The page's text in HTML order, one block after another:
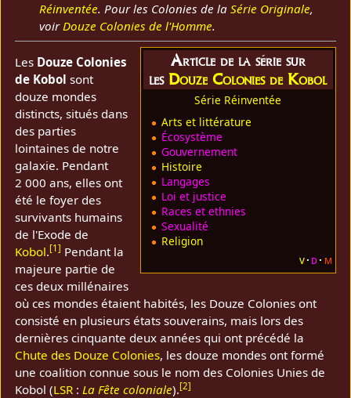
Réinventée. Pour les Colonies de la Série Originale,
voirDouze Colonies de l'Homme.
Article de la série sur
lesDouze Colonies de Kobol
Série Réinventée
Arts et littérature
Écosystème
Gouvernement
Histoire
Langages
Loi et justice
Races et ethnies
Sexualité
Religion
v d m
Les Douze Colonies
de Kobol sont
douze mondes
distincts, situés dans
des parties
lointaines de notre
galaxie. Pendant
2 000 ans, elles ont
été le foyer des
survivants humains
de l'Exode de
Kobol.[1] Pendant la
majeure partie de
ces deux millénaires
où ces mondes étaient habités, les Douze Colonies ont
consisté en plusieurs états souverains, mais lors des
dernières cinquante deux années qui ont précédé la
Chute des Douze Colonies, les douze mondes ont formé
une coalition connue sous le nom des Colonies Unies de
Kobol (LSR : La Fête coloniale).[2]